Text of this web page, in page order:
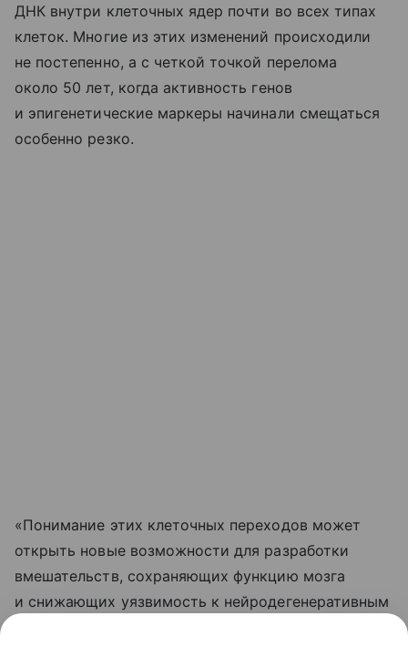
ДНК внутри клеточных ядер почти во всех типах
клеток. Многие из этих изменений происходили
не постепенно, а с четкой точкой перелома
около 50 лет, когда активность генов
и эпигенетические маркеры начинали смещаться
особенно резко.
«Понимание этих клеточных переходов может
открыть новые возможности для разработки
вмешательств, сохраняющих функцию мозга
и снижающих уязвимость к нейродегенеративным